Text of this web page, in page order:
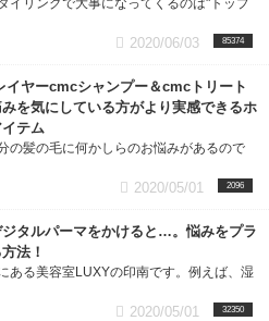
イリングで大事になってくるのは"トップ
85374
2020/06/03
イヤーcmcシャンプー＆cmcトリート
を気にしている方がより実感できるホ
テム
の髪の毛に何かしらのお悩みがあるので
2096
2020/05/01
ジタルパーマをかけると…。悩みをプラ
法！
ある美容室LUXYの印南です。例えば、湿
32350
2020/05/01